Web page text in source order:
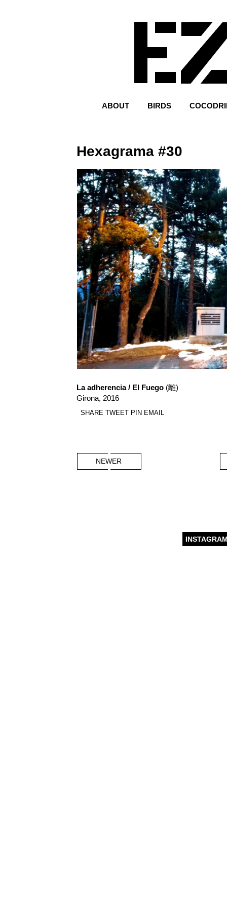
ABOUT BIRDS
Hexagrama #30
La adherencia / El Fuego (離)
Girona, 2016
SHARE TWEET PIN EMAIL
NEWER